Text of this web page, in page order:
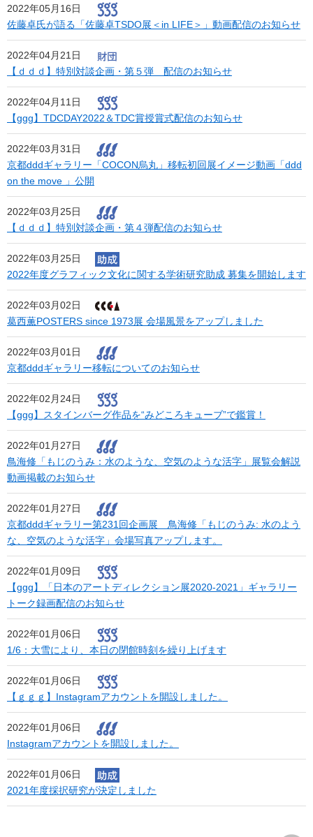
2022年05月16日
佐藤卓氏が語る「佐藤卓TSDO展＜in LIFE＞」動画配信のお知らせ
2022年04月21日
【ｄｄｄ】特別対談企画・第５弾 配信のお知らせ
2022年04月11日
【ggg】TDCDAY2022＆TDC賞授賞式配信のお知らせ
2022年03月31日
京都dddギャラリー「COCON烏丸」移転初回展イメージ動画「ddd
on the move 」公開
2022年03月25日
【ｄｄｄ】特別対談企画・第４弾配信のお知らせ
2022年03月25日
2022年度グラフィック文化に関する学術研究助成 募集を開始します
2022年03月02日
葛西薫POSTERS since 1973展 会場風景をアップしました
2022年03月01日
京都dddギャラリー移転についてのお知らせ
2022年02月24日
【ggg】スタインバーグ作品を“みどころキューブ”で鑑賞！
2022年01月27日
鳥海修「もじのうみ：水のような、空気のような活字」展覧会解説
動画掲載のお知らせ
2022年01月27日
京都dddギャラリー第231回企画展 鳥海修「もじのうみ: 水のよう
な、空気のような活字」会場写真アップします。
2022年01月09日
【ggg】「日本のアートディレクション展2020-2021」ギャラリー
トーク録画配信のお知らせ
2022年01月06日
1/6：大雪により、本日の閉館時刻を繰り上げます
2022年01月06日
【ｇｇｇ】Instagramアカウントを開設しました。
2022年01月06日
Instagramアカウントを開設しました。
2022年01月06日
2021年度採択研究が決定しました